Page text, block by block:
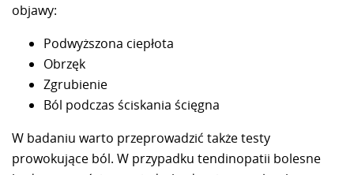
objawy:
Podwyższona ciepłota
Obrzęk
Zgrubienie
Ból podczas ściskania ścięgna
W badaniu warto przeprowadzić także testy
prowokujące ból. W przypadku tendinopatii bolesne